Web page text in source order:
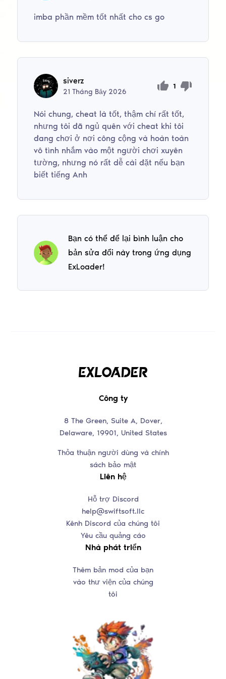
imba phần mềm tốt nhất cho cs go
siverz
21Tháng Bảy 2026
1
Nói chung, cheat là tốt, thậm chí rất tốt,
nhưng tôi đã ngủ quên với cheat khi tôi
đang chơi ở nơi công cộng và hoàn toàn
vô tình nhắm vào một người chơi xuyên
tường, nhưng nó rất dễ cài đặt nếu bạn
biết tiếng Anh
Bạn có thể để lại bình luận cho
bản sửa đổi này trong ứng dụng
ExLoader!
Công ty
8 The Green, Suite A, Dover,
Delaware, 19901, United States
Thỏa thuận người dùng và chính
sách bảo mật
Liên hệ
Hỗ trợ Discord
help@swiftsoft.llc
Kênh Discord của chúng tôi
Yêu cầu quảng cáo
Nhà phát triển
Thêm bản mod của bạn
vào thư viện của chúng
tôi